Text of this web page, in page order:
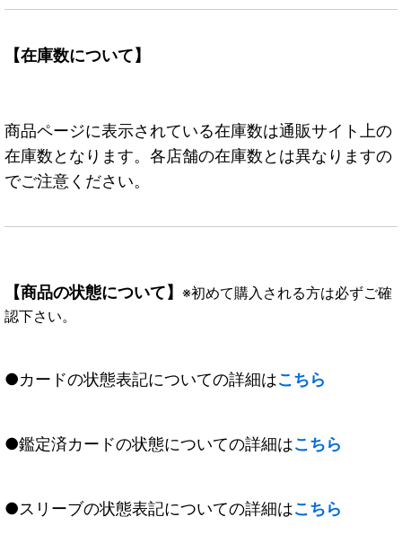
【在庫数について】
商品ページに表示されている在庫数は通販サイト上の
在庫数となります。各店舗の在庫数とは異なりますの
でご注意ください。
【商品の状態について】 ※初めて購入される方は必ずご確
認下さい。
●カードの状態表記についての詳細はこちら
●鑑定済カードの状態についての詳細はこちら
●スリーブの状態表記についての詳細はこちら